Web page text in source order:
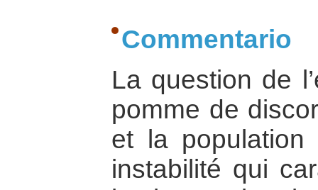
Commentario
La question de
pomme de
et la
instabilité qui